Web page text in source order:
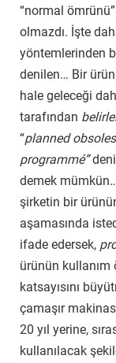
“normal
olmazdı. İşte
yöntemlerinden
denilen… Bir
hale geleceği
tarafından
“planned
programmé”
demek
şirketin bir
aşamasında
ifade edersek,
ürünün kullanım
katsayısını
çamaşır
20 yıl yerine,
kullanılacak